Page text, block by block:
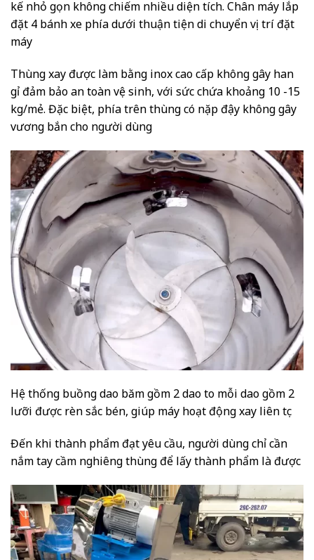
kế nhỏ gọn không chiếm nhiều diện tích. Chân máy lắp
đặt 4 bánh xe phía dưới thuận tiện di chuyển vị trí đặt
máy
Thùng xay được làm bằng inox cao cấp không gây han
gỉ đảm bảo an toàn vệ sinh, với sức chứa khoảng 10 -15
kg/mẻ. Đặc biệt, phía trên thùng có nặp đậy không gây
vương bắn cho người dùng
Hệ thống buồng dao băm gồm 2 dao to mỗi dao gồm 2
lưỡi được rèn sắc bén, giúp máy hoạt động xay liên tục
Đến khi thành phẩm đạt yêu cầu, người dùng chỉ cần
nắm tay cầm nghiêng thùng để lấy thành phẩm là được